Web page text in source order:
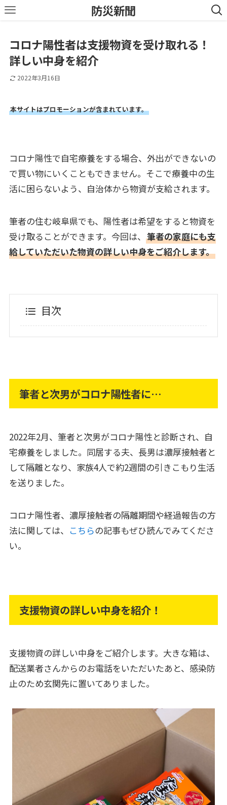
防災新聞
コロナ陽性者は支援物資を受け取れる！
詳しい中身を紹介
2022年3月16日
本サイトはプロモーションが含まれています。
コロナ陽性で自宅療養をする場合、外出ができないの
で買い物にいくこともできません。そこで療養中の生
活に困らないよう、自治体から物資が支給されます。
筆者の住む岐阜県でも、陽性者は希望をすると物資を
受け取ることができます。今回は、 筆者の家庭にも支
給していただいた物資の詳しい中身をご紹介します。
目次
筆者と次男がコロナ陽性者に…
2022年2月、筆者と次男がコロナ陽性と診断され、自
宅療養をしました。同居する夫、長男は濃厚接触者と
して隔離となり、家族4人で約2週間の引きこもり生活
を送りました。
コロナ陽性者、濃厚接触者の隔離期間や経過報告の方
法に関しては、 こちらの記事もぜひ読んでみてくださ
い。
支援物資の詳しい中身を紹介！
支援物資の詳しい中身をご紹介します。大きな箱は、
配送業者さんからのお電話をいただいたあと、感染防
止のため玄関先に置いてありました。